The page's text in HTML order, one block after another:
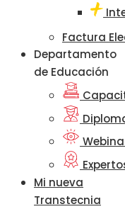
Factura
Departamento
de Educación
Mi nueva
Transtecnia